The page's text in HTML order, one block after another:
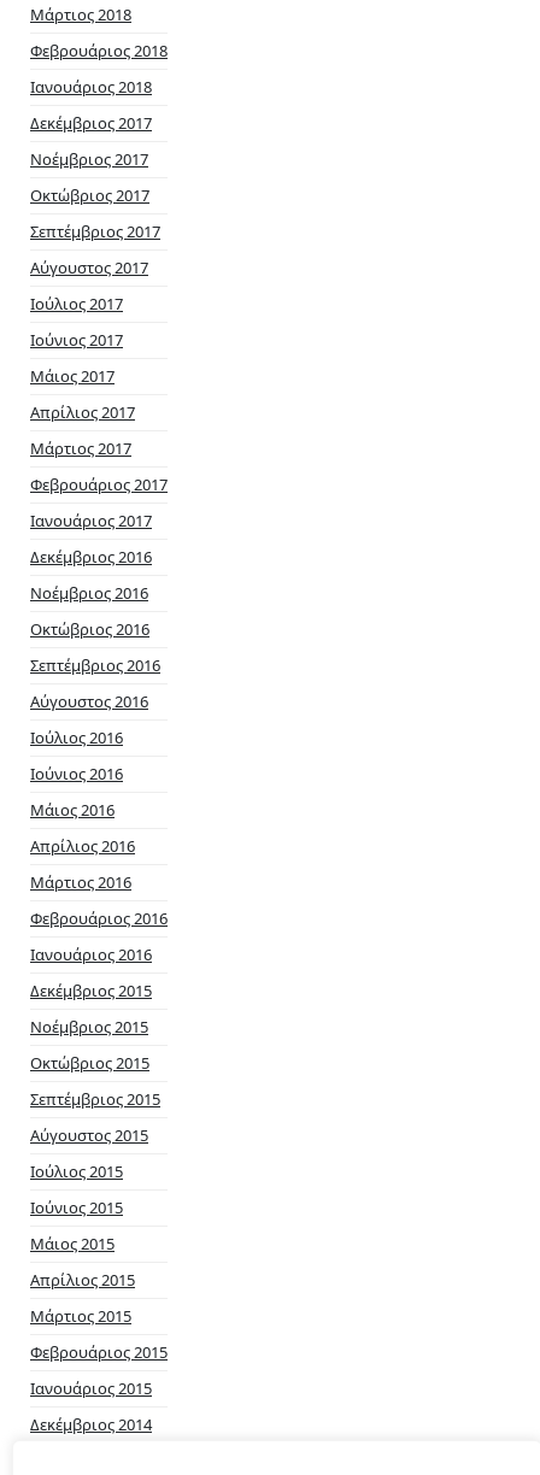
Μάρτιος 2018
Φεβρουάριος 2018
Ιανουάριος 2018
Δεκέμβριος 2017
Νοέμβριος 2017
Οκτώβριος 2017
Σεπτέμβριος 2017
Αύγουστος 2017
Ιούλιος 2017
Ιούνιος 2017
Μάιος 2017
Απρίλιος 2017
Μάρτιος 2017
Φεβρουάριος 2017
Ιανουάριος 2017
Δεκέμβριος 2016
Νοέμβριος 2016
Οκτώβριος 2016
Σεπτέμβριος 2016
Αύγουστος 2016
Ιούλιος 2016
Ιούνιος 2016
Μάιος 2016
Απρίλιος 2016
Μάρτιος 2016
Φεβρουάριος 2016
Ιανουάριος 2016
Δεκέμβριος 2015
Νοέμβριος 2015
Οκτώβριος 2015
Σεπτέμβριος 2015
Αύγουστος 2015
Ιούλιος 2015
Ιούνιος 2015
Μάιος 2015
Απρίλιος 2015
Μάρτιος 2015
Φεβρουάριος 2015
Ιανουάριος 2015
Δεκέμβριος 2014